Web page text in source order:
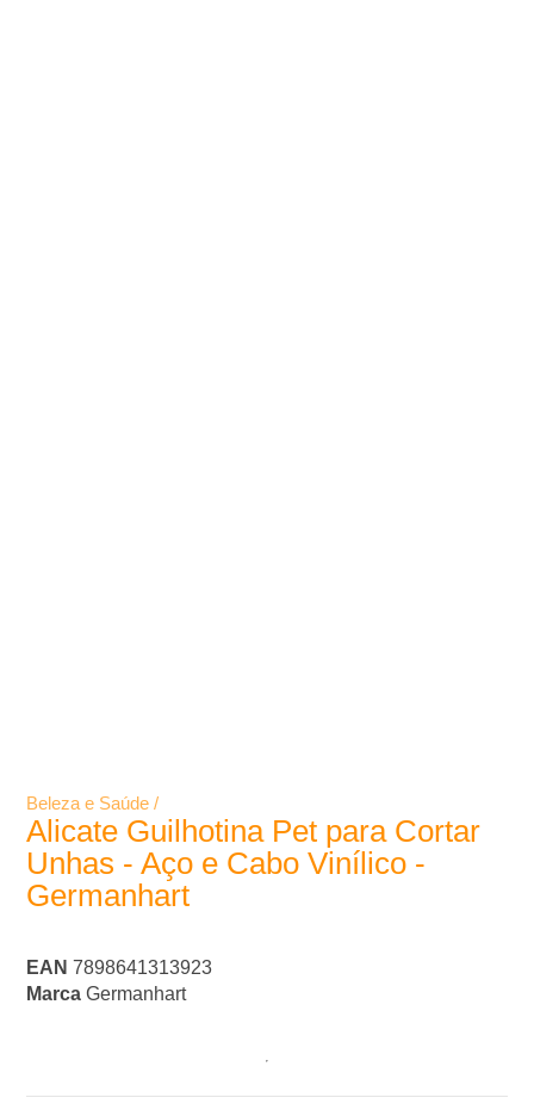
Beleza e Saúde /
Alicate Guilhotina Pet para Cortar
Unhas - Aço e Cabo Vinílico -
Germanhart
EAN 7898641313923
Marca Germanhart